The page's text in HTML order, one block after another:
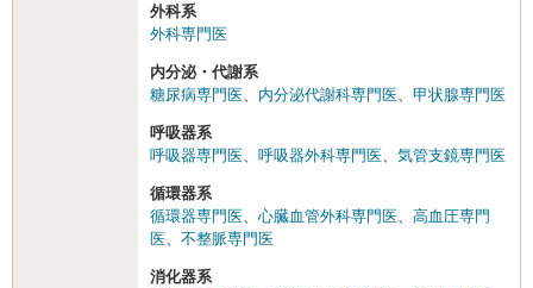
外科系
外科専門医
内分泌・代謝系
糖尿病専門医
内分泌代謝科専門医 甲状腺専門医
呼吸器系
呼吸器専門医
呼吸器外科専門医 気管支鏡専門医
循環器系
循環器専門医
心臓血管外科専門医
高血圧専門
医
不整脈専門医
消化器系